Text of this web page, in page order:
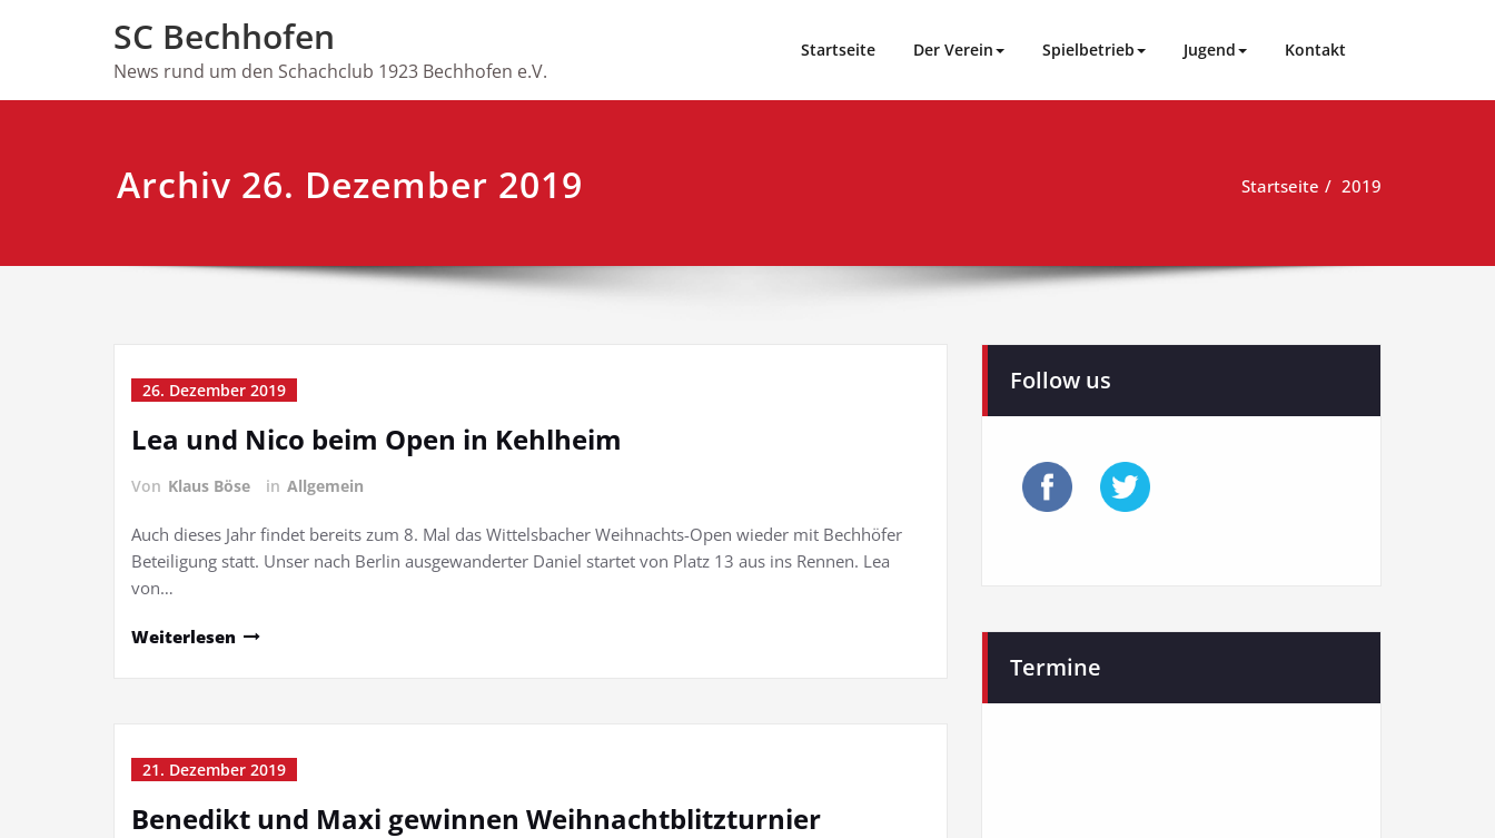
SC Bechhofen
News rund um den Schachclub 1923 Bechhofen e.V.
Startseite Der Verein Spielbetrieb Jugend Kontakt
Archiv 26. Dezember 2019 Startseite 2019
26. Dezember 2019
Lea und Nico beim Open in Kehlheim
Von Klaus Böse in Allgemein
Auch dieses Jahr findet bereits zum 8. Mal das Wittelsbacher Weihnachts-Open wieder mit Bechhöfer
Beteiligung statt. Unser nach Berlin ausgewanderter Daniel startet von Platz 13 aus ins Rennen. Lea
von…
Weiterlesen
21. Dezember 2019
Benedikt und Maxi gewinnen Weihnachtblitzturnier
Follow us
Termine